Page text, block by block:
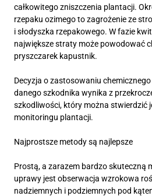
całkowitego zniszczenia plantacji.
rzepaku ozimego to zagrożenie ze
i słodyszka rzepakowego. W fazie
największe straty może powodować
pryszczarek kapustnik.
Decyzja o zastosowaniu
danego szkodnika wynika z
szkodliwości, który można stwierdzić
monitoringu plantacji.
Najprostsze metody są najlepsze
Prostą, a zarazem bardzo skuteczną
uprawy jest obserwacja wzrokowa
nadziemnych i podziemnych pod